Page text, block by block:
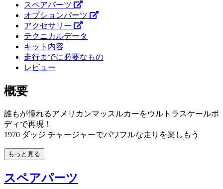
スペアパーツ
オプションパーツ
アクセサリー
テクニカルデータ
キット内容
走行までに必要なもの
レビュー
概要
誰もが憧れるアメリカンマッスルカーをウルトラスケールボ
ディで再現！
1970 ダッジ チャージャーでパワフルな走りを楽しもう
もっと見る
スペアパーツ